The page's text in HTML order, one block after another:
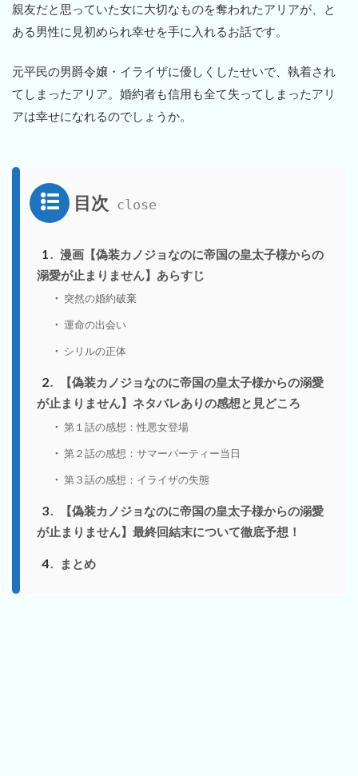
親友だと思っていた女に大切なものを奪われたアリアが、と
ある男性に見初められ幸せを手に入れるお話です。
元平民の男爵令嬢・イライザに優しくしたせいで、執着され
てしまったアリア。婚約者も信用も全て失ってしまったアリ
アは幸せになれるのでしょうか。
目次
1
漫画【偽装カノジョなのに帝国の皇太子様からの
溺愛が止まりません】あらすじ
突然の婚約破棄
運命の出会い
シリルの正体
2
【偽装カノジョなのに帝国の皇太子様からの溺愛
が止まりません】ネタバレありの感想と見どころ
第１話の感想：性悪女登場
第２話の感想：サマーパーティー当日
第３話の感想：イライザの失態
3
【偽装カノジョなのに帝国の皇太子様からの溺愛
が止まりません】最終回結末について徹底予想！
4 まとめ